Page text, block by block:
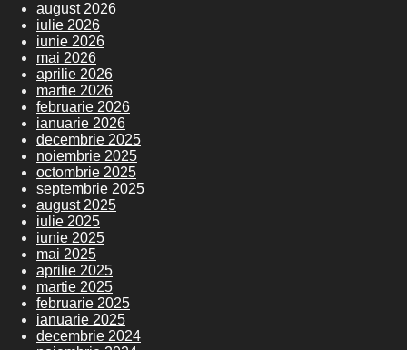
august 2026
iulie 2026
iunie 2026
mai 2026
aprilie 2026
martie 2026
februarie 2026
ianuarie 2026
decembrie 2025
noiembrie 2025
octombrie 2025
septembrie 2025
august 2025
iulie 2025
iunie 2025
mai 2025
aprilie 2025
martie 2025
februarie 2025
ianuarie 2025
decembrie 2024